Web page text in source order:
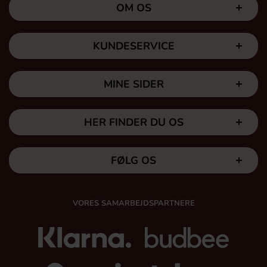
OM OS
KUNDESERVICE
MINE SIDER
HER FINDER DU OS
FØLG OS
VORES SAMARBEJDSPARTNERE